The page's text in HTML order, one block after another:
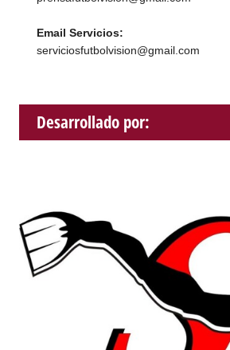
Email Servicios:
serviciosfutbolvision@gmail.com
Desarrollado por: